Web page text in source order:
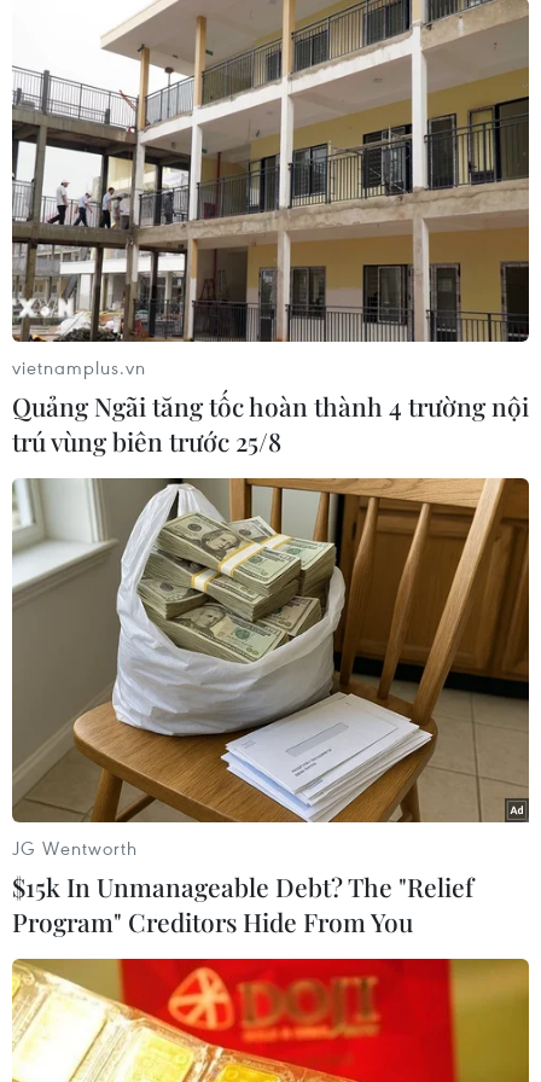
Play
Video
(Vnews/Vietnam+)
#Nhà thờ Đức bà Paris
#Tổng thống Donald Trump
#Hillary Clinton
#Tòa thánh Vatican
#Cứu hỏa
Pháp
vietnamplus.vn
Quảng Ngãi tăng tốc hoàn thành 4 trường nội
trú vùng biên trước 25/8
JG Wentworth
$15k In Unmanageable Debt? The "Relief
Program" Creditors Hide From You